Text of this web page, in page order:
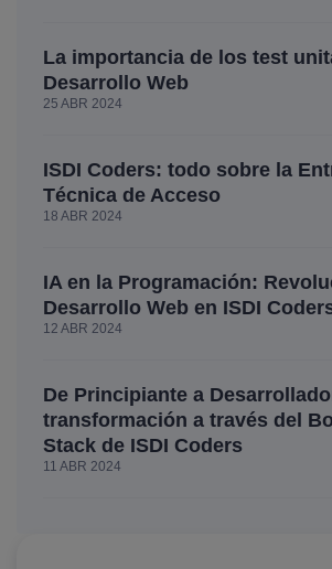
La importancia de los test
Desarrollo Web
25 ABR 2024
ISDI Coders: todo sobre la
Técnica de Acceso
18 ABR 2024
IA en la Programación:
Desarrollo Web en ISDI
12 ABR 2024
De Principiante a
transformación a través del
Stack de ISDI Coders
11 ABR 2024